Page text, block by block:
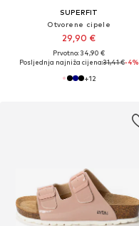
SUPERFIT
Otvorene cipele
29,90 €
Prvotno: 34,90 €
Posljednja najniža cijena:31,41 €-4%
+12